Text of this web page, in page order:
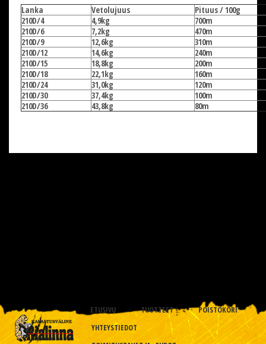
Lanka
Vetolujuus
Pituus / 100g
210D/4
4,9kg
700m
210D/6
7,2kg
470m
210D/9
12,6kg
310m
210D/12
14,6kg
240m
210D/15
18,8kg
200m
210D/18
22,1kg
160m
210D/24
31,0kg
120m
210D/30
37,4kg
100m
210D/36
43,8kg 80m
ETUSIVU TUOTTEET
POISTOKORI
YHTEYSTIEDOT